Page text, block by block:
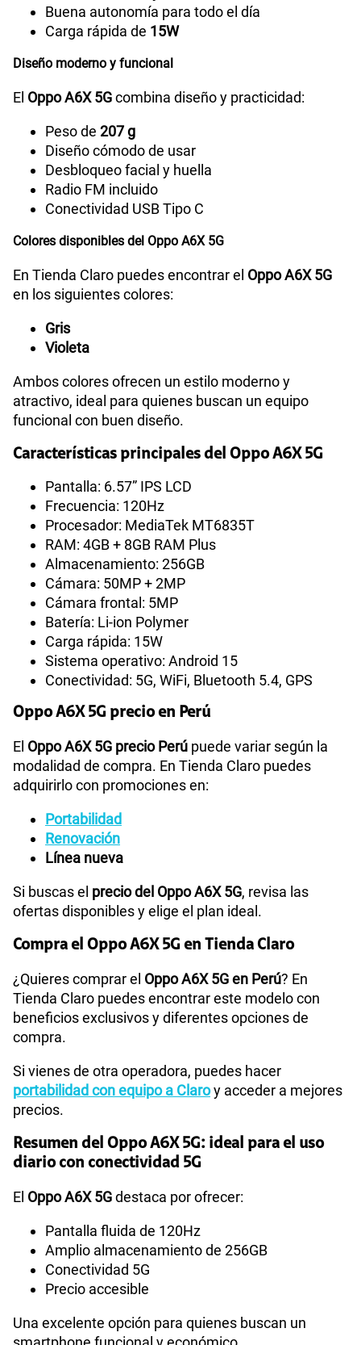
Buena autonomía para todo el día
Carga rápida de 15W
Diseño moderno y funcional
El Oppo A6X 5Gcombina diseño y practicidad:
Peso de 207 g
Diseño cómodo de usar
Desbloqueo facial y huella
Radio FM incluido
Conectividad USB Tipo C
Colores disponibles del Oppo A6X 5G
En Tienda Claro puedes encontrar el Oppo A6X 5G
en los siguientes colores:
Gris
Violeta
Ambos colores ofrecen un estilo moderno y
atractivo, ideal para quienes buscan un equipo
funcional con buen diseño.
Características principales del Oppo A6X 5G
Pantalla: 6.57” IPS LCD
Frecuencia: 120Hz
Procesador: MediaTek MT6835T
RAM: 4GB + 8GB RAM Plus
Almacenamiento: 256GB
Cámara: 50MP + 2MP
Cámara frontal: 5MP
Batería: Li-ion Polymer
Carga rápida: 15W
Sistema operativo: Android 15
Conectividad: 5G, WiFi, Bluetooth 5.4, GPS
Oppo A6X 5G precio en Perú
El Oppo A6X 5G precio Perú puede variar según la
modalidad de compra. En Tienda Claro puedes
adquirirlo con promociones en:
Portabilidad
Renovación
Línea nueva
Si buscas el precio del Oppo A6X 5G, revisa las
ofertas disponibles y elige el plan ideal.
Compra el Oppo A6X 5G en Tienda Claro
¿Quieres comprar el Oppo A6X 5G en Perú? En
Tienda Claro puedes encontrar este modelo con
beneficios exclusivos y diferentes opciones de
compra.
Si vienes de otra operadora, puedes hacer
portabilidad con equipo a Claroy acceder a mejores
precios.
Resumen del Oppo A6X 5G: ideal para el uso
diario con conectividad 5G
El Oppo A6X 5Gdestaca por ofrecer:
Pantalla fluida de 120Hz
Amplio almacenamiento de 256GB
Conectividad 5G
Precio accesible
Una excelente opción para quienes buscan un